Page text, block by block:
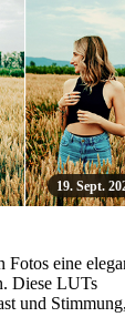
19. Sept.
eine
Diese LUTs
und